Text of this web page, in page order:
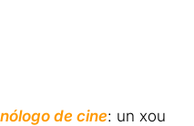
de cine: un xou